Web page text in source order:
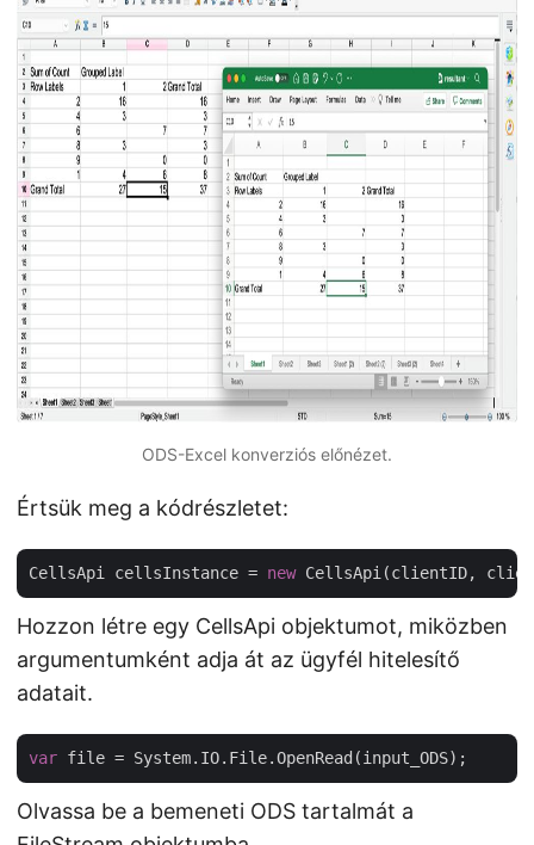
ODS-Excel konverziós előnézet.
Értsük meg a kódrészletet:
CellsApi cellsInstance = new
Hozzon létre egy CellsApi objektumot, miközben
argumentumként adja át az ügyfél hitelesítő
adatait.
var
Olvassa be a bemeneti ODS tartalmát a